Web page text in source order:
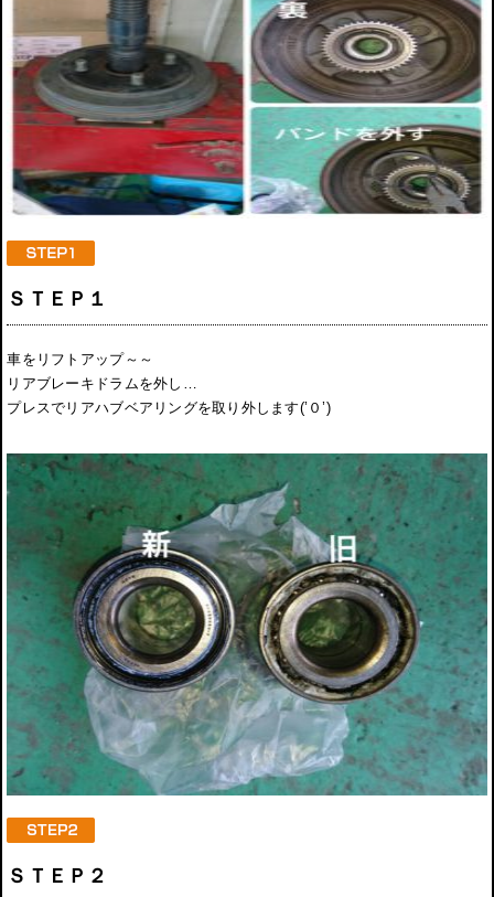
ＳＴＥＰ１
車をリフトアップ～～
リアブレーキドラムを外し…
プレスでリアハブベアリングを取り外します(’０’)
ＳＴＥＰ２